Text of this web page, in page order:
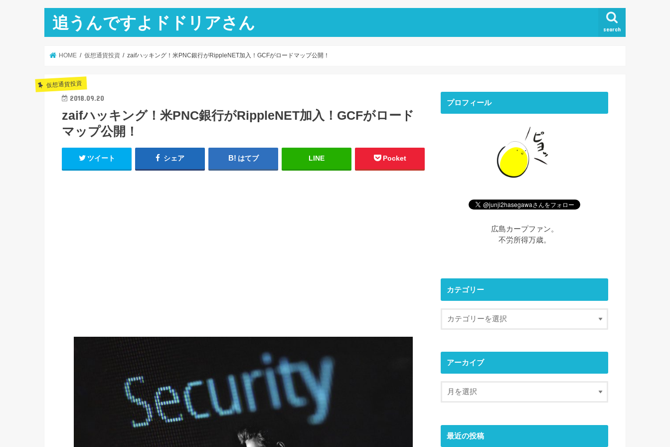
追うんですよドドリアさん search
HOME 仮想通貨投資 zaifハッキング！米PNC銀行がRippleNET加入！GCFがロードマップ公開！
仮想通貨投資
2018.09.20
zaifハッキング！米PNC銀行がRippleNET加入！GCFがロード
マップ公開！
ツイート シェア はてブ LINE Pocket
プロフィール
広島カープファン。
不労所得万歳。
カテゴリー
アーカイブ
最近の投稿